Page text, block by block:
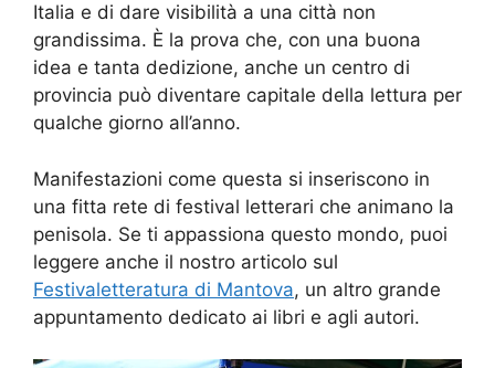
Italia e di dare visibilità a una città non
grandissima. È la prova che, con una buona
idea e tanta dedizione, anche un centro di
provincia può diventare capitale della lettura per
qualche giorno all’anno.
Manifestazioni come questa si inseriscono in
una fitta rete di festival letterari che animano la
penisola. Se ti appassiona questo mondo, puoi
leggere anche il nostro articolo sul
Festivaletteratura di Mantova, un altro grande
appuntamento dedicato ai libri e agli autori.